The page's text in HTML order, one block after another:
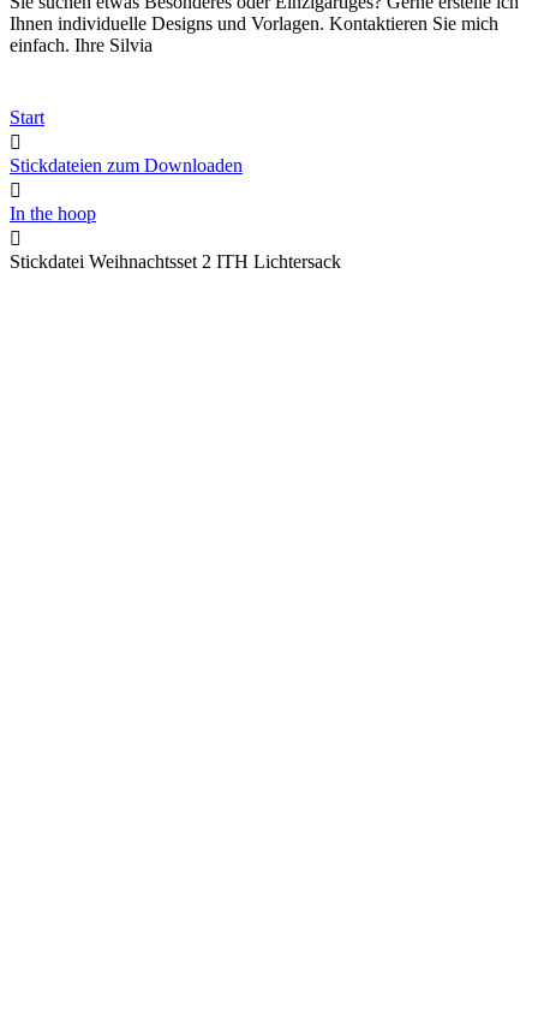
Ihnen individuelle Designs und Vorlagen. Kontaktieren Sie mich
einfach. Ihre Silvia
Start
Stickdateien zum Downloaden
In the hoop
Stickdatei Weihnachtsset 2 ITH Lichtersack